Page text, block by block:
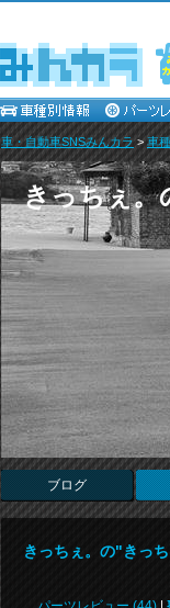
車・自動車SNSみんカラ>車
きっちぇ
ブログ
きっちぇ。の"きっ